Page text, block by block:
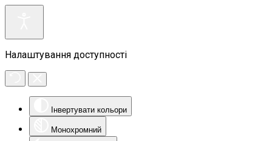
Налаштування доступності
Інвертувати кольори
Монохромний